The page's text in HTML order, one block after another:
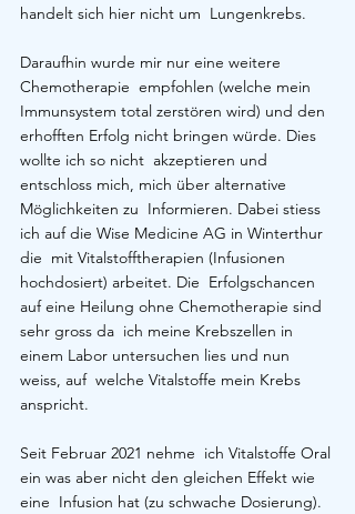
handelt sich hier nicht um  Lungenkrebs.
Daraufhin wurde mir nur eine weitere
Chemotherapie  empfohlen (welche mein
Immunsystem total zerstören wird) und den
erhofften Erfolg nicht bringen würde. Dies
wollte ich so nicht  akzeptieren und
entschloss mich, mich über alternative
Möglichkeiten zu  Informieren. Dabei stiess
ich auf die Wise Medicine AG in Winterthur
die  mit Vitalstofftherapien (Infusionen
hochdosiert) arbeitet. Die  Erfolgschancen
auf eine Heilung ohne Chemotherapie sind
sehr gross da  ich meine Krebszellen in
einem Labor untersuchen lies und nun
weiss, auf  welche Vitalstoffe mein Krebs
anspricht.
Seit Februar 2021 nehme  ich Vitalstoffe Oral
ein was aber nicht den gleichen Effekt wie
eine  Infusion hat (zu schwache Dosierung).